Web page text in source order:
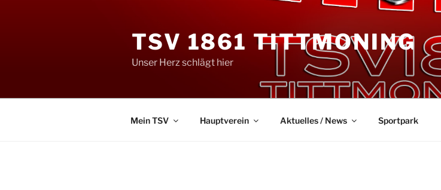
TSV 1861 TITTMONING
Unser Herz schlägt hier
Mein TSV Hauptverein Aktuelles / News Sportpark